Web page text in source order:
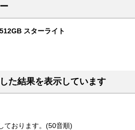
スターライト
た結果を表示しています
ております。(50音順)